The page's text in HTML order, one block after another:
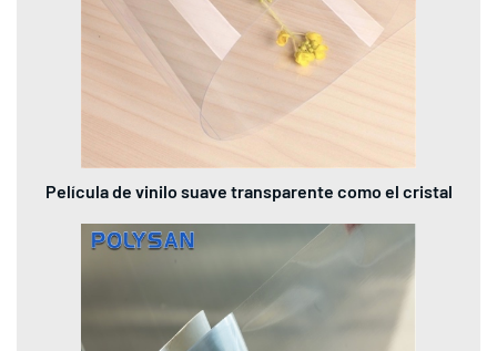
Película de vinilo suave transparente como el cristal